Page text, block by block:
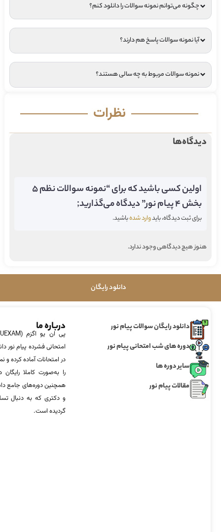
چگونه می‌توانم نمونه سوالات را دانلود کنم؟
آیا نمونه سوالات پاسخ هم دارند؟
نمونه سوالات مربوط به چه سالی هستند؟
نظرات
دیدگاه‌ها
اولین کسی باشید که برای “نمونه سوالات نظم 5
بخش 4 پیام نور” دیدگاه می‌گذارید;
برای ثبت دیدگاه، بایدوارد شدهباشید.
هنوز هیچ دیدگاهی وجود ندارد.
دانلود رایگان
دانلود رایگان سوالات پیام نور
دوره های شب امتحانی پیام نور
سایر دوره ها
مقالات پیام نور
درباره ما
امتحانی فشرده پیام نور
در امتحانات آماده‌ کرده
را به‌صورت کاملا
همچنین دوره‌های جامع
و دکتری که به دنبال
گردیده است.